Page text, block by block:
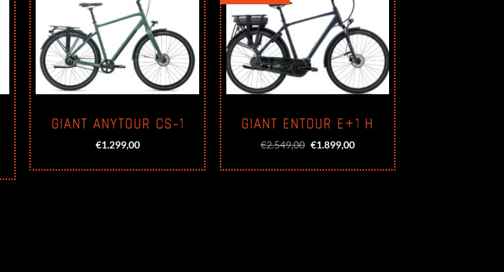
GIANT ANYTOUR CS-1
€1.299,00
GIANT ENTOUR E+1 H
€2.549,00 Oorspronkelijke
€2.549,00.
€1.899,00Huidige
€1.899,00.